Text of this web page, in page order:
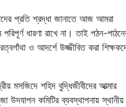
প্রতি শ্রদ্ধা জানাতে আজ আমরা
ধারণা রাখে না। তাই পঠন-
ও আদর্শে উজ্জীবিত করা
মসজিদে শহিদ বুদ্ধিজীবীদের আত্মার
উদযাপন কমিটির ব্যবস্থাপনায় স্থানীয়